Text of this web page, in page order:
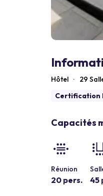
Hôtel · 29
Certification
Capacités
Réunion
20 pers. 45